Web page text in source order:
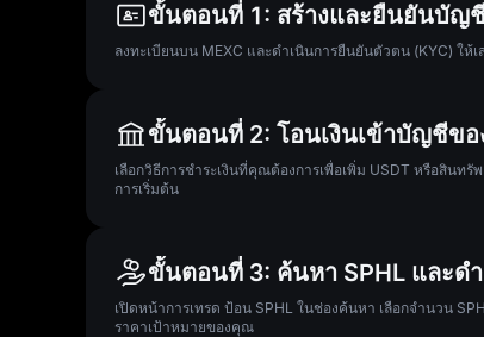
ขั้นตอนที่ 1: สร้างและยืนยันบัญ
ลงทะเบียนบน MEXC และดำเนินการยืนยันตัวตน (KYC) ให้
ขั้นตอนที่ 2: โอนเงินเข้าบัญชีข
เลือกวิธีการชำระเงินที่คุณต้องการเพื่อเพิ่ม USDT หรือสินท
การเริ่มต้น
ขั้นตอนที่ 3: ค้นหา SPHL และด
เปิดหน้าการเทรด ป้อน SPHL ในช่องค้นหา เลือกจำนวน
ราคาเป้าหมายของคุณ